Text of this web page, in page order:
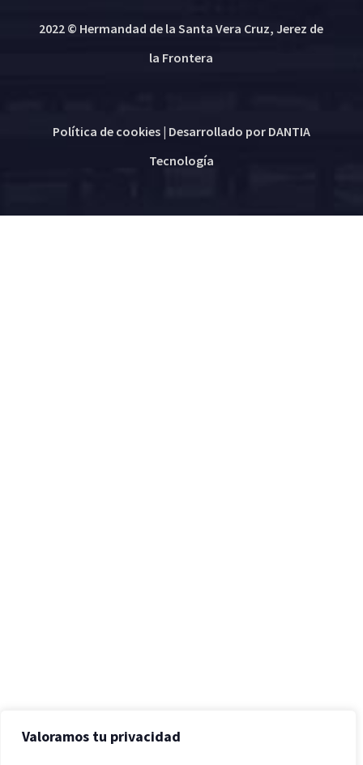
Valoramos tu privacidad
2022 © Hermandad de la Santa Vera Cruz, Jerez de
la Frontera
Política de cookies| Desarrollado por DANTIA
Tecnología